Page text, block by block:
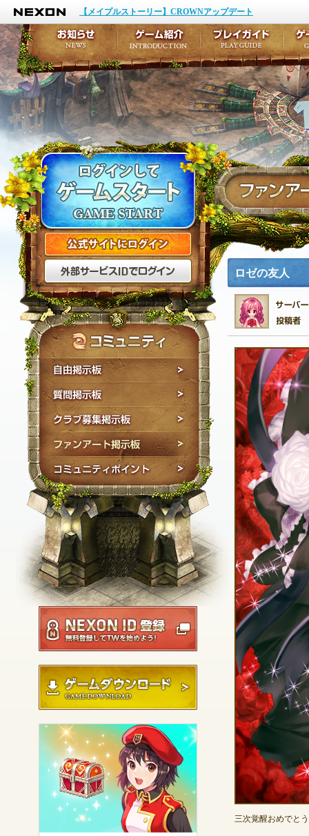
NEXON
【メイプルストーリー】CROWNアップデート
公式サイトにログイン
外部サービスIDでログ
自由掲示板
質問掲示板
クラブ募集掲示板
ファンアート掲示板
コミュニティポイン
NEXON ID登録
ゲームダウンロード
ロゼの友人
三次覚醒おめでと
お知らせ
イベント
アップデート
メンテナンス
ゲーム紹介
キャラクター作成
テイルズ初級者講座
ここだけは知ってお